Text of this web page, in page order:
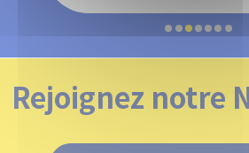
Rejoignez notre